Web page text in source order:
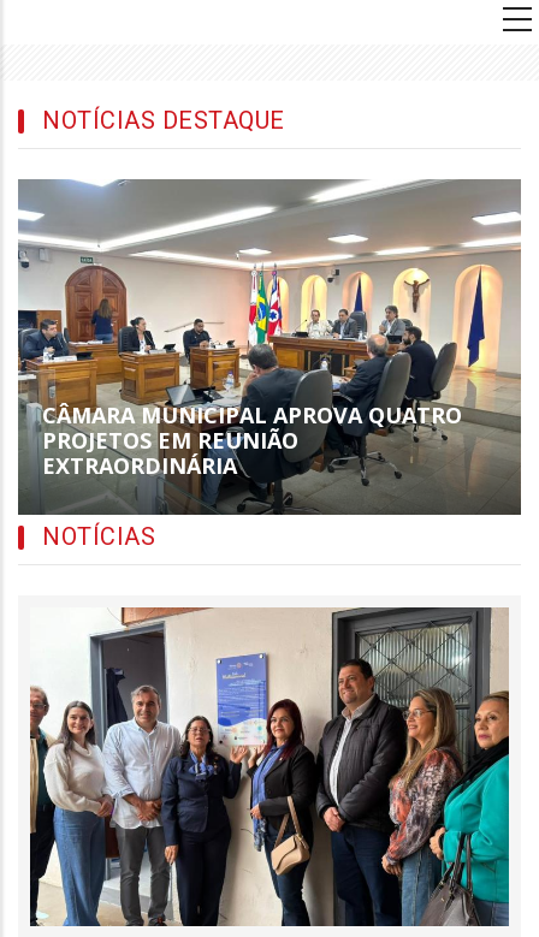
NOTÍCIAS DESTAQUE
CÂMARA MUNICIPAL APROVA QUATRO
PROJETOS EM REUNIÃO
EXTRAORDINÁRIA
NOTÍCIAS